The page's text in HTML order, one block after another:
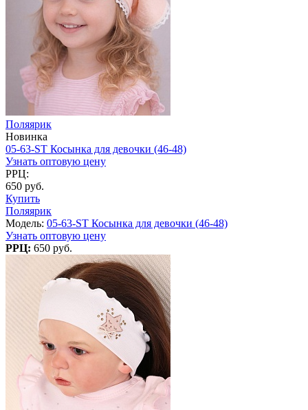
Поляярик
Новинка
05-63-ST Косынка для девочки (46-48)
Узнать оптовую цену
РРЦ:
650 руб.
Купить
Поляярик
Модель: 05-63-ST Косынка для девочки (46-48)
Узнать оптовую цену
РРЦ: 650 руб.